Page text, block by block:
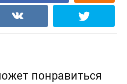
понравиться